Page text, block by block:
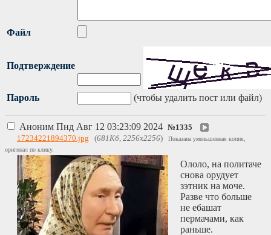
Файл
Подтверждение
Пароль (чтобы удалить пост или файл)
Аноним Пнд Авг 12 03:23:09 2024 №1335
17234221894370.jpg (681Кб, 2256x2256)
Показана уменьшенная копия,
оригинал по клику.
Ололо, на политаче
снова орудует
зэтник на моче.
Разве что больше
не ебашат
пермачами, как
раньше.